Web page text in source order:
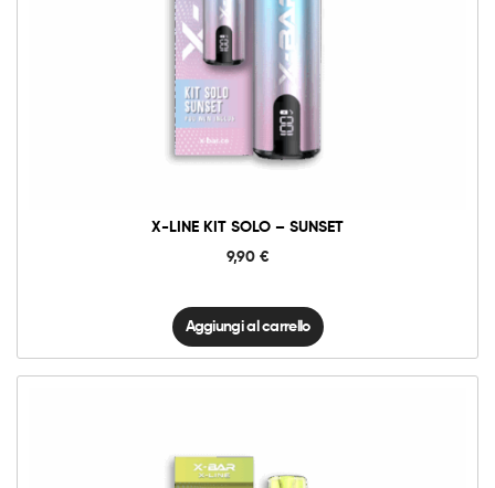
X-LINE KIT SOLO – SUNSET
9,90 €
Kit
Sunset
quantità
Aggiungi al carrello